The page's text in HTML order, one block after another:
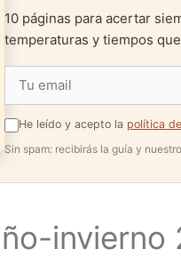
10 páginas para acertar
temperaturas y tiempos
He leído y acepto la política
Sin spam: recibirás la guía y